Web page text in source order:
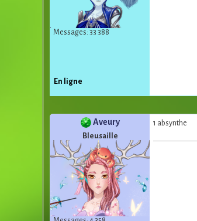
Messages: 33 388
En ligne
Aveury
Bleusaille
1 absynthe